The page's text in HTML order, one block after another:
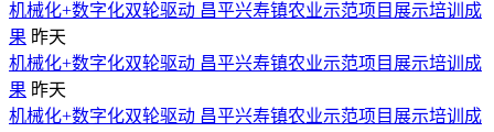
机械化+数字化双轮驱动 昌平兴寿镇农业示范项目展示培训成
果 昨天
机械化+数字化双轮驱动 昌平兴寿镇农业示范项目展示培训成
果 昨天
机械化+数字化双轮驱动 昌平兴寿镇农业示范项目展示培训成